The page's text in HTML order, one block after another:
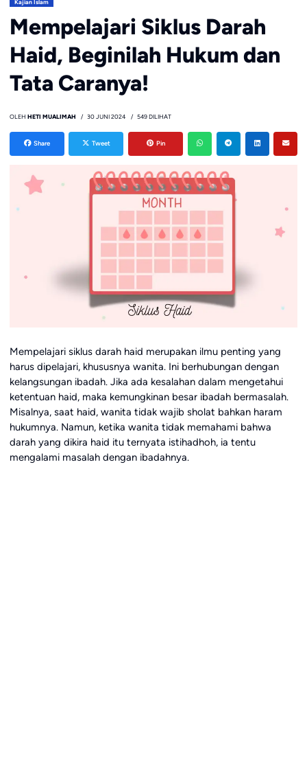
Kajian Islam
Mempelajari Siklus Darah
Haid, Beginilah Hukum dan
Tata Caranya!
OLEH HETI MUALIMAH 30 JUNI 2024 549 DILIHAT
Share Tweet Pin
Mempelajari siklus darah haid merupakan ilmu penting yang
harus dipelajari, khususnya wanita. Ini berhubungan dengan
kelangsungan ibadah. Jika ada kesalahan dalam mengetahui
ketentuan haid, maka kemungkinan besar ibadah bermasalah.
Misalnya, saat haid, wanita tidak wajib sholat bahkan haram
hukumnya. Namun, ketika wanita tidak memahami bahwa
darah yang dikira haid itu ternyata istihadhoh, ia tentu
mengalami masalah dengan ibadahnya.